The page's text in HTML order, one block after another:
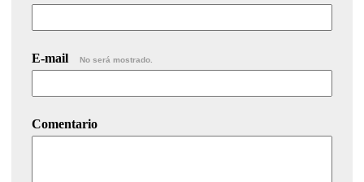
E-mail No será mostrado.
Comentario